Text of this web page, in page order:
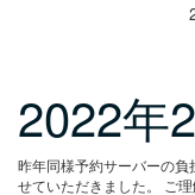
2022
昨年同様予約サーバーの
せていただきました。
ご